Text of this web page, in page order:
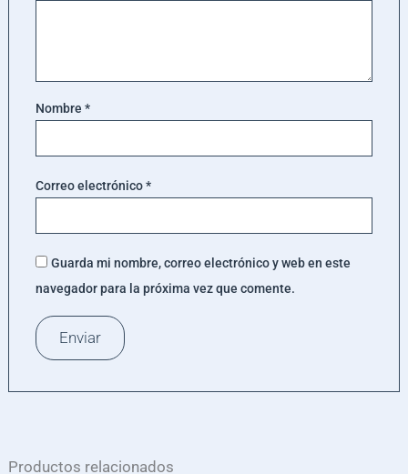
Nombre *
Correo electrónico*
Guarda mi nombre, correo electrónico y web en este
navegador para la próxima vez que comente.
Productos relacionados